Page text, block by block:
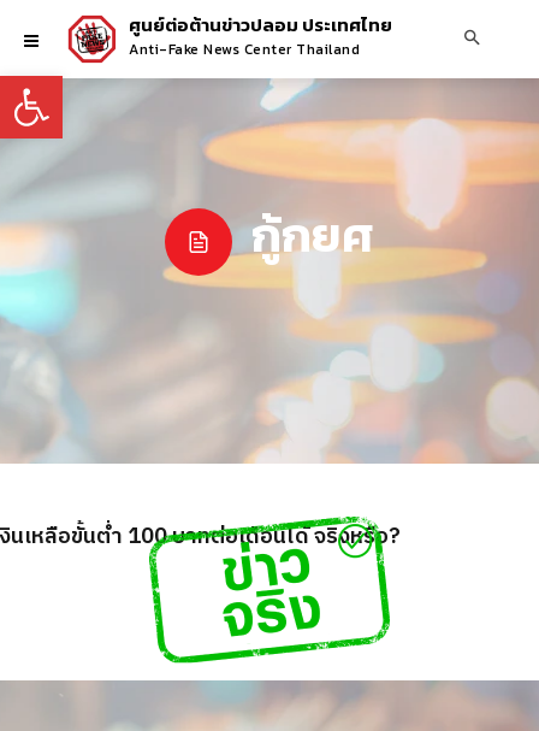
Open toolbar
ศูนย์ต่อต้านข่าวปลอม ประเทศไทย
Anti-Fake News Center Thailand
กู้กยศ
เหลือขั้นต่ำ 100 บาทต่อเดือนได้ จริงหรือ?